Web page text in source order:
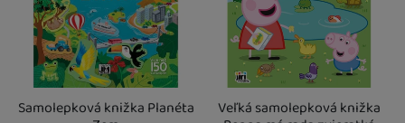
porovnávanie produktov a ďalšie nevyhnutné funkcie.
Preferenčné a rozšírené funkcie
Preferenčné a rozšírené funkcie
aby ste nemuseli všetko
nastavovať znova a aby ste sa s nami mohli spojiť napr. pomocou
chatu.
Povolené
Samolepková knižka Planéta Veľká samolepková knižka